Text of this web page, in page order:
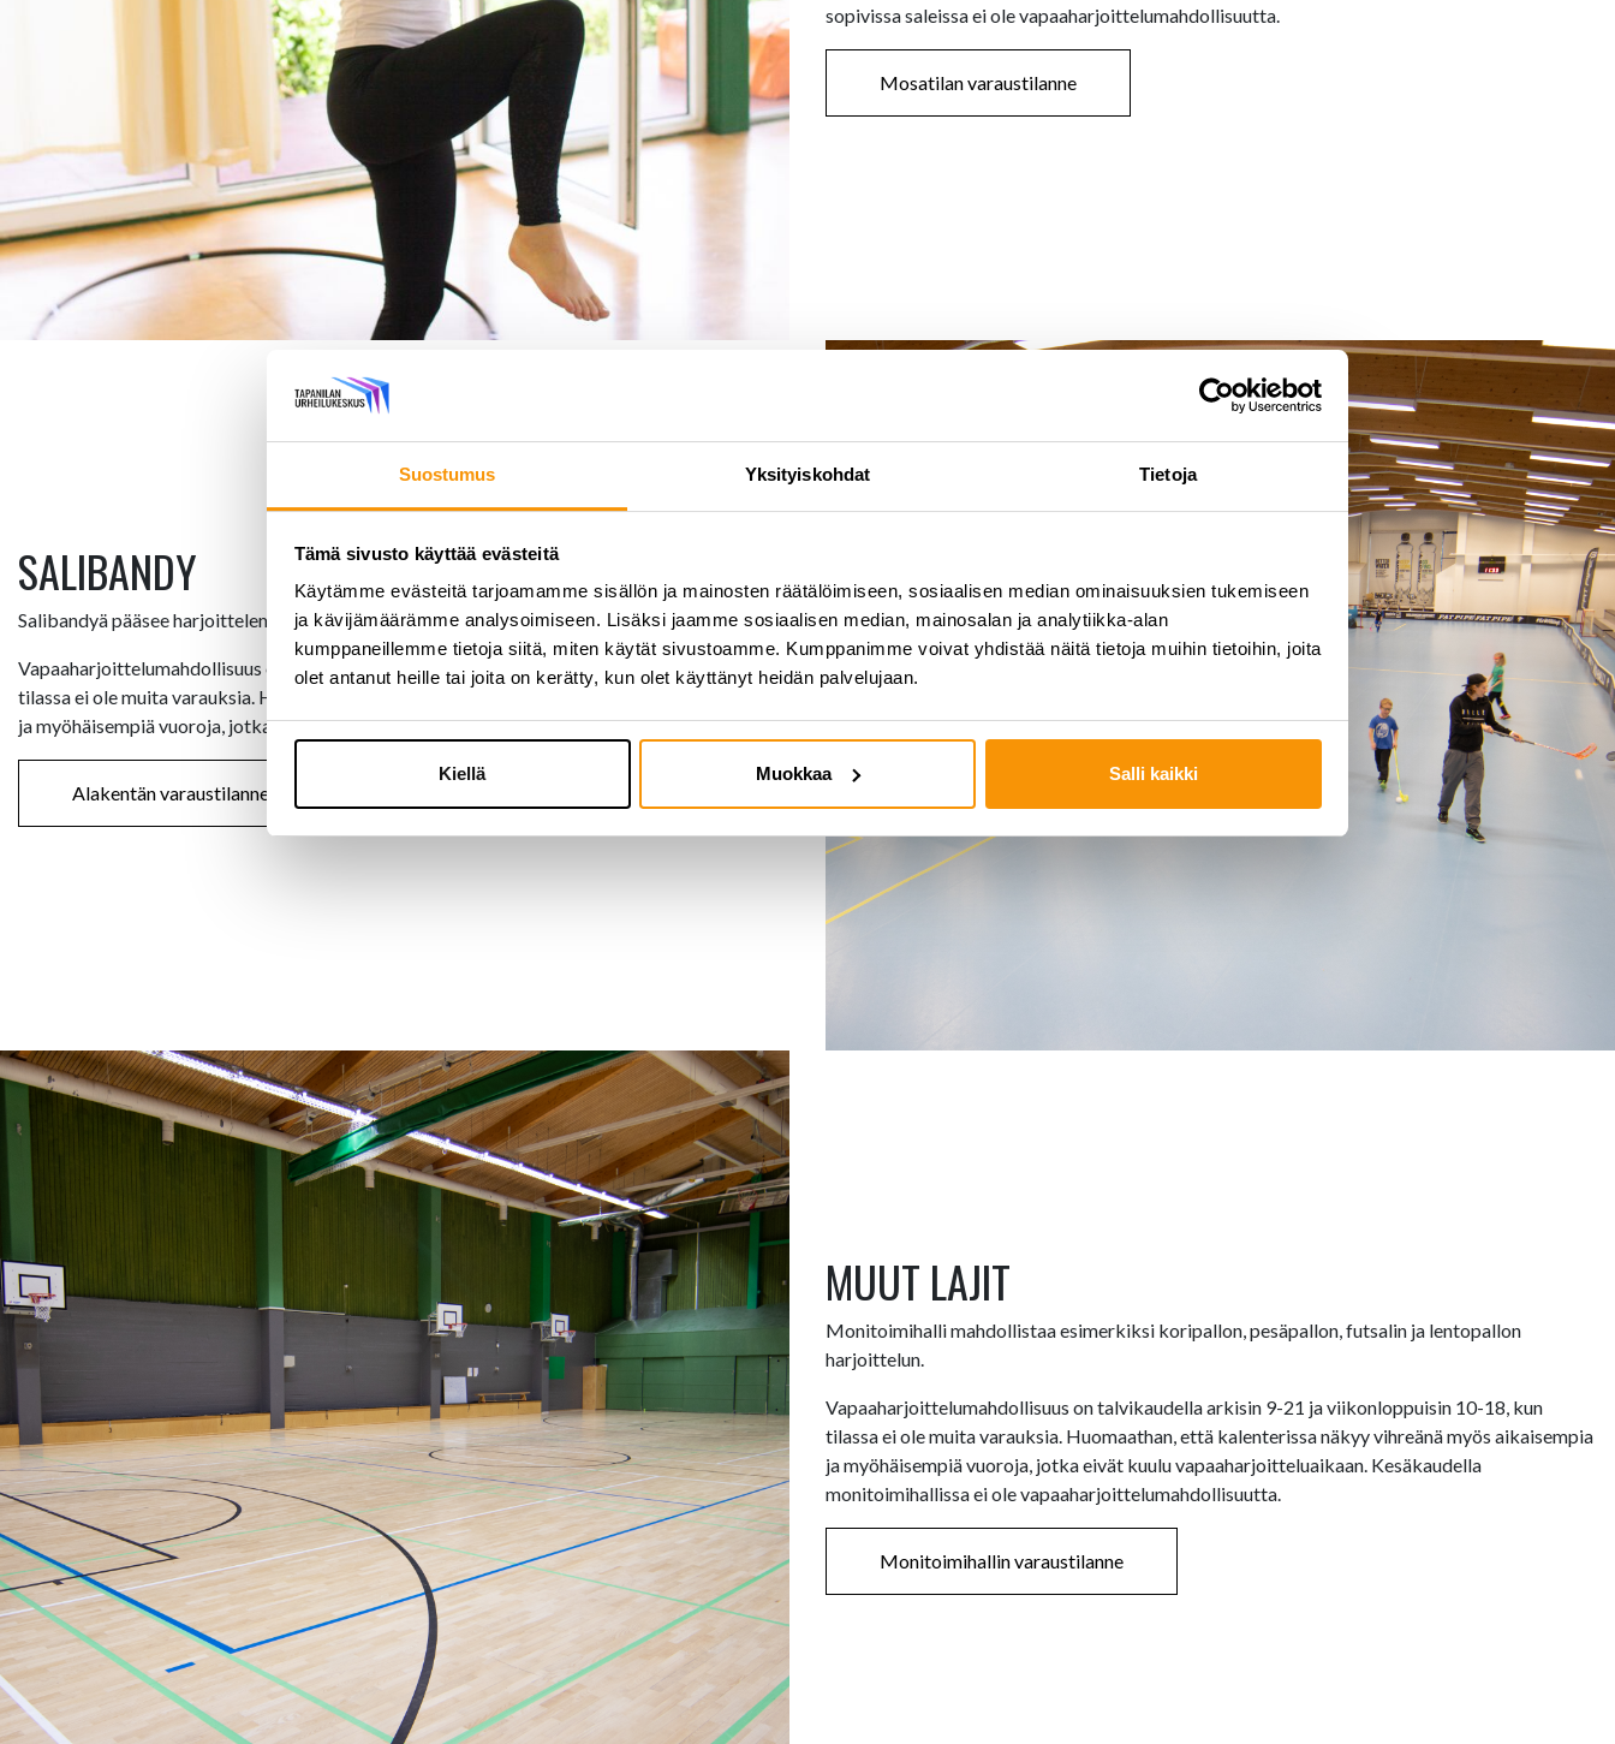
Suostumus Yksityiskohdat Tietoja
Tämä sivusto käyttää evästeitä
Käytämme evästeitä tarjoamamme sisällön ja mainosten räätälöimiseen, sosiaalisen median ominaisuuksien tukemiseen
ja kävijämäärämme analysoimiseen. Lisäksi jaamme sosiaalisen median, mainosalan ja analytiikka-alan
kumppaneillemme tietoja siitä, miten käytät sivustoamme. Kumppanimme voivat yhdistää näitä tietoja muihin tietoihin, joita
olet antanut heille tai joita on kerätty, kun olet käyttänyt heidän palvelujaan.
Kiellä Muokkaa Salli kaikki
sopivissa saleissa ei ole vapaaharjoittelumahdollisuutta.
Mosatilan varaustilanne
SALIBANDY
Salibandyä pääsee harjoittelemaan Mosahallin alakentällä vapaina tunteina.
Vapaaharjoittelumahdollisuus on talvikaudella arkisin 9-21 ja viikonloppuisin 10-18, kun
tilassa ei ole muita varauksia. Huomaathan, että kalenterissa näkyy vihreänä myös aikaisempia
ja myöhäisempiä vuoroja, jotka eivät kuulu vapaaharjoitteluaikaan.
Alakentän varaustilanne
MUUT LAJIT
Monitoimihalli mahdollistaa esimerkiksi koripallon, pesäpallon, futsalin ja lentopallon
harjoittelun.
Vapaaharjoittelumahdollisuus on talvikaudella arkisin 9-21 ja viikonloppuisin 10-18, kun
tilassa ei ole muita varauksia. Huomaathan, että kalenterissa näkyy vihreänä myös aikaisempia
ja myöhäisempiä vuoroja, jotka eivät kuulu vapaaharjoitteluaikaan. Kesäkaudella
monitoimihallissa ei ole vapaaharjoittelumahdollisuutta.
Monitoimihallin varaustilanne